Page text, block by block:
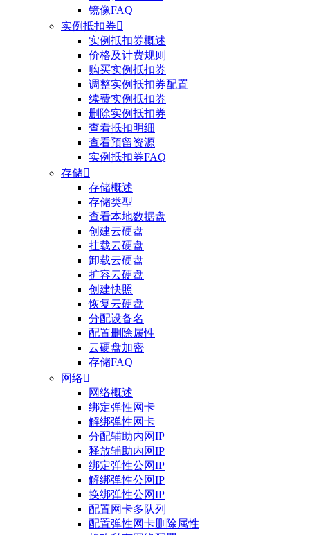
镜像FAQ
实例抵扣券
实例抵扣券概述
价格及计费规则
购买实例抵扣券
调整实例抵扣券配置
续费实例抵扣券
删除实例抵扣券
查看抵扣明细
查看预留资源
实例抵扣券FAQ
存储
存储概述
存储类型
查看本地数据盘
创建云硬盘
挂载云硬盘
卸载云硬盘
扩容云硬盘
创建快照
恢复云硬盘
分配设备名
配置删除属性
云硬盘加密
存储FAQ
网络
网络概述
绑定弹性网卡
解绑弹性网卡
分配辅助内网IP
释放辅助内网IP
绑定弹性公网IP
解绑弹性公网IP
换绑弹性公网IP
配置网卡多队列
配置弹性网卡删除属性